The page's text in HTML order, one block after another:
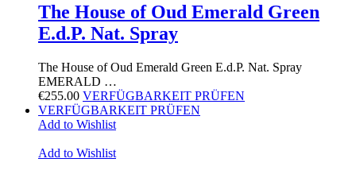
The House of Oud Emerald Green
E.d.P. Nat. Spray
The House of Oud Emerald Green E.d.P. Nat. Spray
EMERALD …
€255.00 VERFÜGBARKEIT PRÜFEN
VERFÜGBARKEIT PRÜFEN
Add to Wishlist
Add to Wishlist